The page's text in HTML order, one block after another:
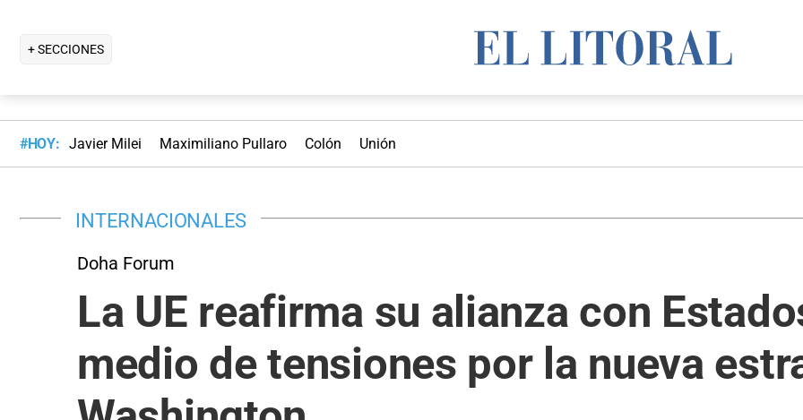
+ SECCIONES
#HOY: Javier Milei Maximiliano Pullaro Colón Unión
INTERNACIONALES
Doha Forum
La UE reafirma su alianza con
medio de tensiones por la nueva